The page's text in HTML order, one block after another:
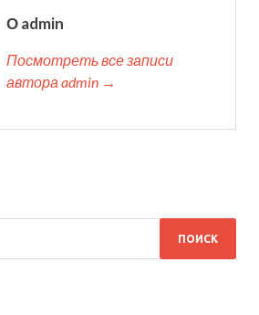
О admin
Посмотреть все записи
автора admin →